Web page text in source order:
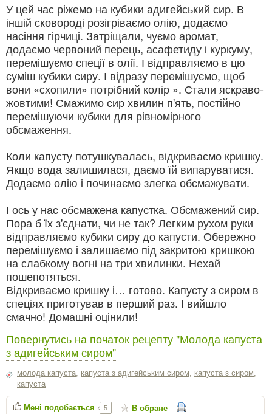
У цей час ріжемо на кубики адигейський сир. В
іншій сковороді розігріваємо олію, додаємо
насіння гірчиці. Затріщали, чуємо аромат,
додаємо червоний перець, асафетиду і куркуму,
перемішуємо спеції в олії. І відправляємо в цю
суміш кубики сиру. І відразу перемішуємо, щоб
вони «схопили» потрібний колір ». Стали яскраво-
жовтими! Смажимо сир хвилин п'ять, постійно
перемішуючи кубики для рівномірного
обсмаження.
Коли капусту потушкувалась, відкриваємо кришку.
Якщо вода залишилася, даємо їй випаруватися.
Додаємо олію і починаємо злегка обсмажувати.
І ось у нас обсмажена капустка. Обсмажений сир.
Пора б їх з'єднати, чи не так? Легким рухом руки
відправляємо кубики сиру до капусти. Обережно
перемішуємо і залишаємо під закритою кришкою
на слабкому вогні на три хвилинки. Нехай
пошепотяться.
Відкриваємо кришку і… готово. Капусту з сиром в
спеціях приготував в перший раз. І вийшло
смачно! Домашні оцінили!
Повернутись на початок рецепту "Молода капуста
з адигейським сиром"
молода капуста, капуста з адигейським сиром, капуста з сиром,
капуста
Мені подобається 5 В обране